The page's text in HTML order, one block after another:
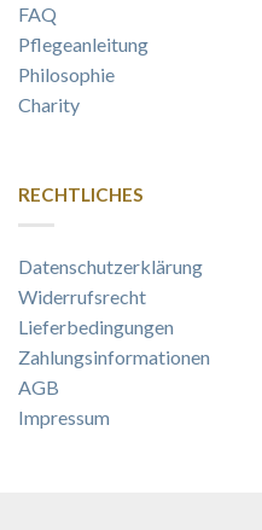
FAQ
Pflegeanleitung
Philosophie
Charity
RECHTLICHES
Datenschutzerklärung
Widerrufsrecht
Lieferbedingungen
Zahlungsinformationen
AGB
Impressum